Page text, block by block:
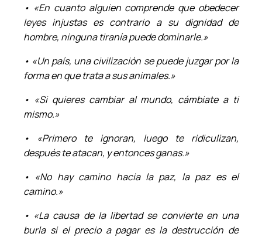
• «En cuanto alguien comprende que obedecer
leyes injustas es contrario a su dignidad de
hombre, ninguna tiranía puede dominarle.»
• «Un país, una civilización se puede juzgar por la
forma en que trata a sus animales.»
• «Si quieres cambiar al mundo, cámbiate a ti
mismo.»
• «Primero te ignoran, luego te ridiculizan,
después te atacan, y entonces ganas.»
• «No hay camino hacia la paz, la paz es el
camino.»
• «La causa de la libertad se convierte en una
burla si el precio a pagar es la destrucción de